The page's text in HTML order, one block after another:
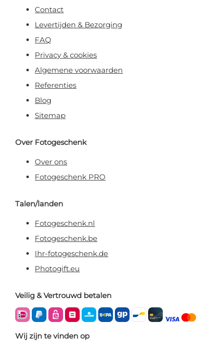
Contact
Levertijden & Bezorging
FAQ
Privacy & cookies
Algemene voorwaarden
Referenties
Blog
Sitemap
Over Fotogeschenk
Over ons
Fotogeschenk PRO
Talen/landen
Fotogeschenk.nl
Fotogeschenk.be
Ihr-fotogeschenk.de
Photogift.eu
Veilig & Vertrouwd betalen
Wij zijn te vinden op